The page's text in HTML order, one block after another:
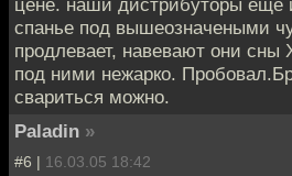
спанье под вышеозначеными
продлевает, навевают они
под ними нежарко.
свариться можно.
Paladin »
#6 | 16.03.05 18:42